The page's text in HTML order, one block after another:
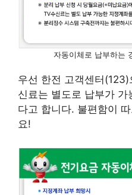
자동이체로 납부하는
우선 한전 고객센터
신료는 별도로 납부가
다고 합니다. 불편함이
요!